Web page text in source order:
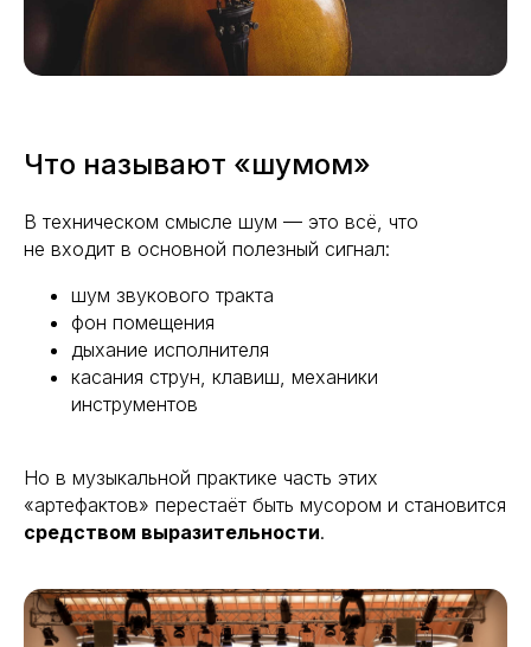
Что называют «шумом»
В техническом смысле шум — это всё, что
не входит в основной полезный сигнал:
шум звукового тракта
фон помещения
дыхание исполнителя
касания струн, клавиш, механики
инструментов
Но в музыкальной практике часть этих
«артефактов» перестаёт быть мусором и становится
средством выразительности.